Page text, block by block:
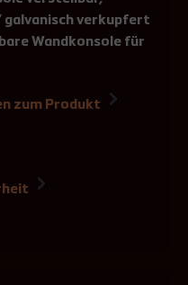
galvanisch verkupfert
Wandkonsole für
zum Produkt